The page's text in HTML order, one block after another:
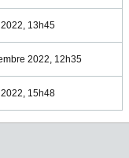
13h45
2022, 12h35
15h48